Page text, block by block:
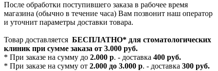
После обработки поступившего заказа в рабочее время
магазина (обычно в течение часа) Вам позвонит наш оператор
и уточнит параметры доставки товара.
Товар доставляется БЕСПЛАТНО* для стоматологических
клиник при сумме заказа от 3.000 руб.
* При заказе на сумму до 2.000 р. - доставка 400 руб.
* При заказе на сумму от 2.000 до 3.000 р. - доставка 300 руб.